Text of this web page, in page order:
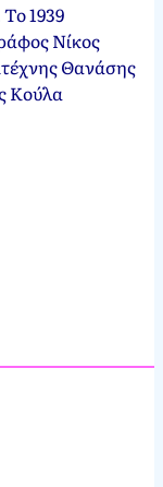
1939
Νίκος
Θανάσης
Κούλα